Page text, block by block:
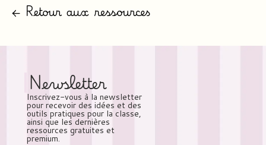
← Retour aux ressources
Newsletter
Inscrivez-vous à la newsletter
pour recevoir des idées et des
outils pratiques pour la classe,
ainsi que les dernières
ressources gratuites et
premium.